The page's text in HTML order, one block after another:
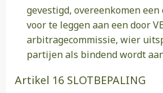
gevestigd, overeenkomen
voor te leggen aan een door
arbitragecommissie, wier
partijen als bindend wordt
Artikel 16 SLOTBEPALING